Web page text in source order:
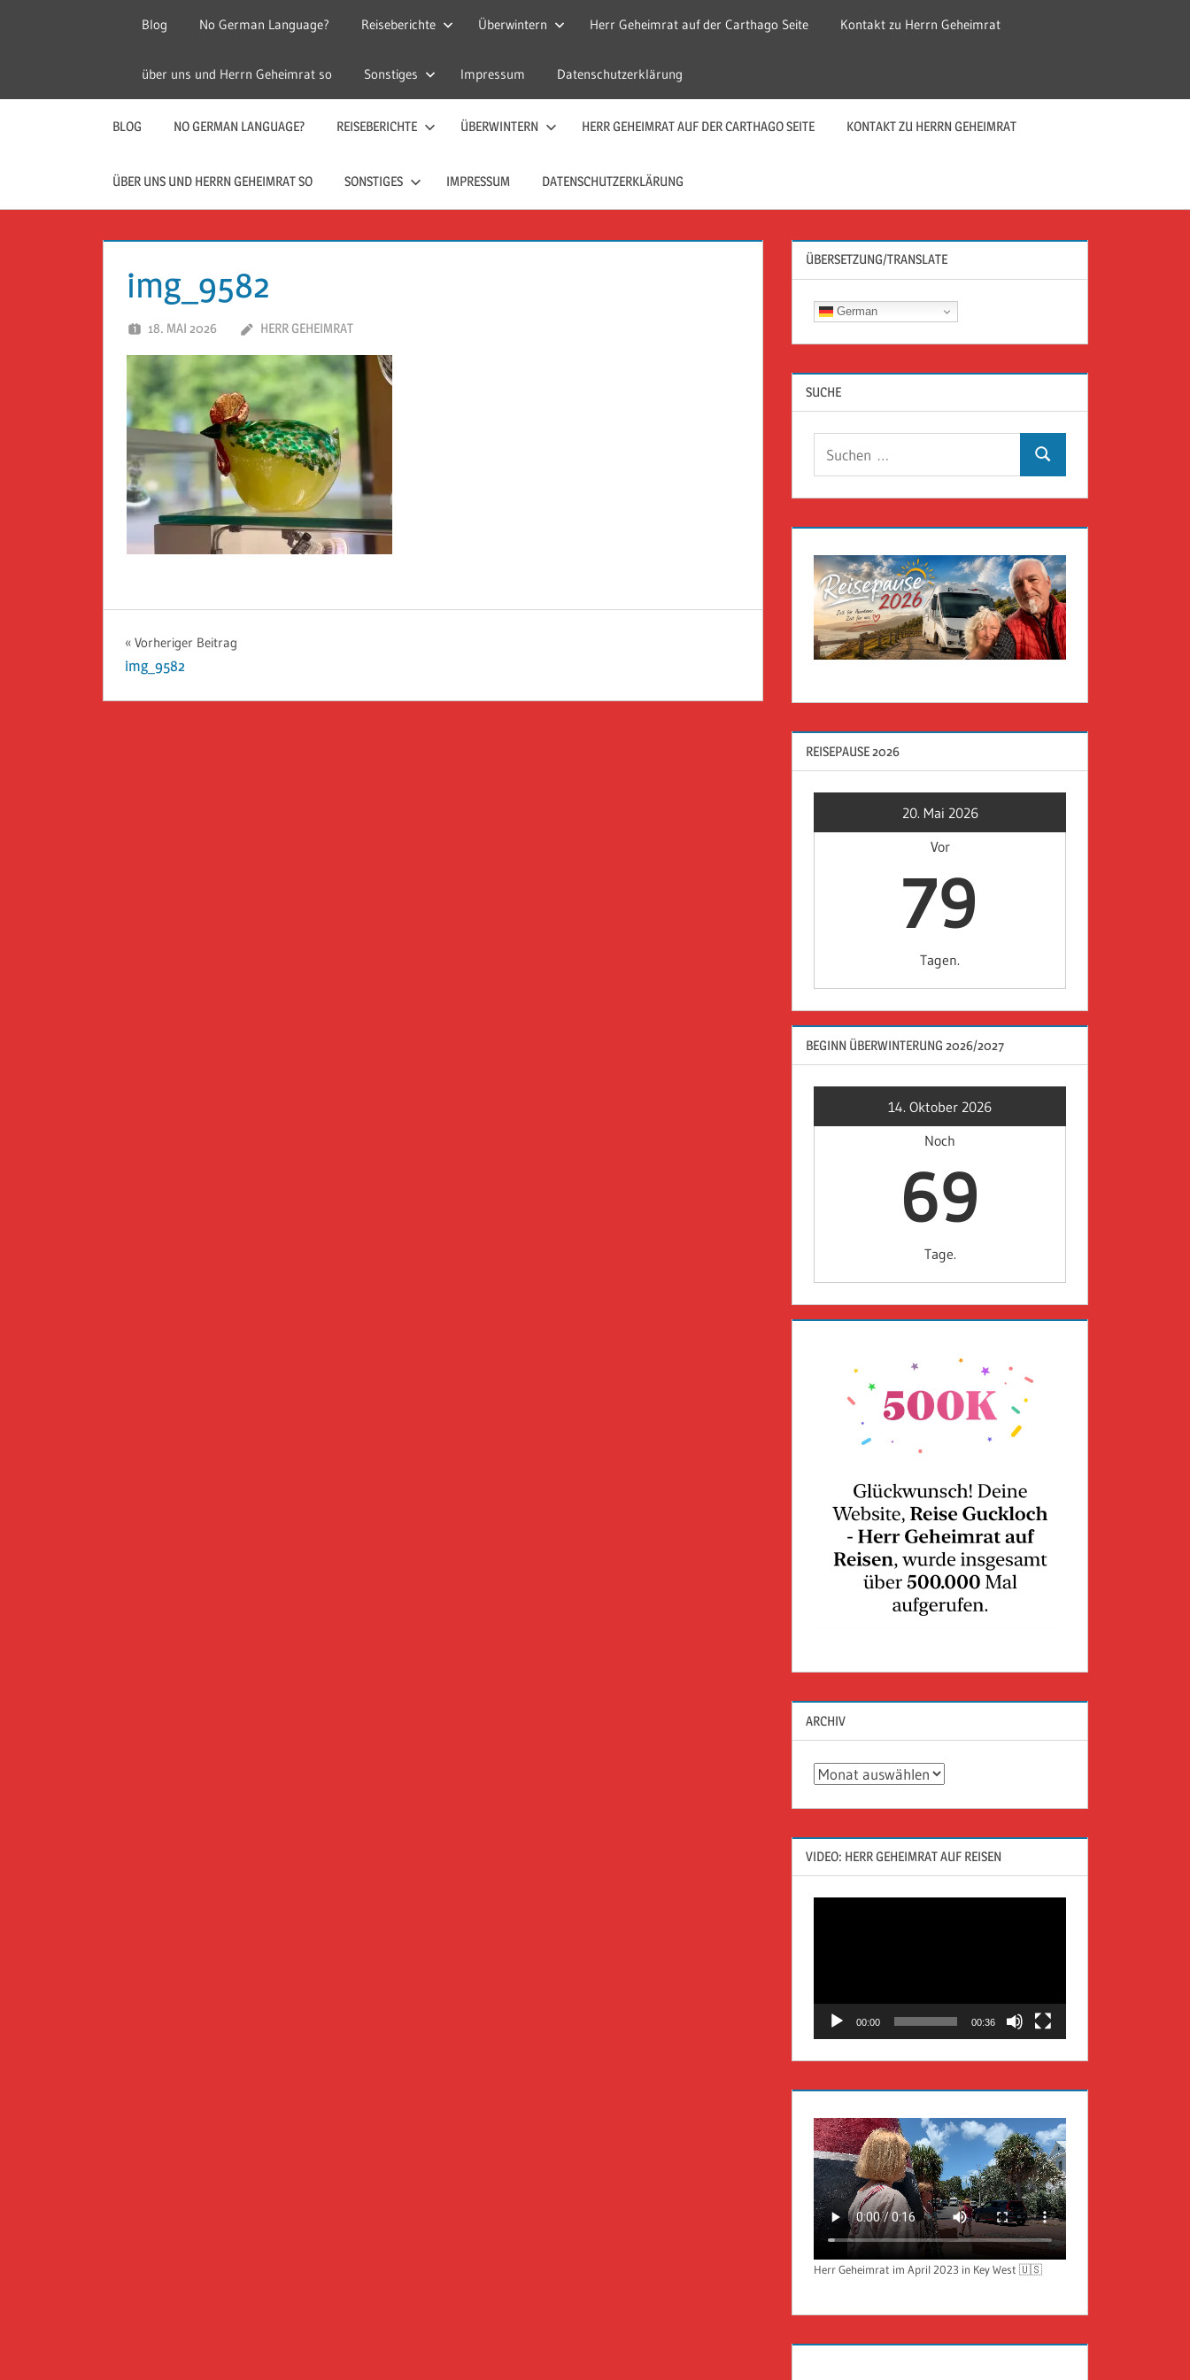
Reise
Guckloch
–
Geheimrat
auf
Reisen
Geheimrat
auf
Reisen
Blog No German Language? Reiseberichte Überwintern Herr Geheimrat auf der Carthago Seite Kontakt zu Herrn Geheimrat
über uns und Herrn Geheimrat so Sonstiges Impressum Datenschutzerklärung
BLOG NO GERMAN LANGUAGE? REISEBERICHTE ÜBERWINTERN HERR GEHEIMRAT AUF DER CARTHAGO SEITE KONTAKT ZU HERRN GEHEIMRAT
ÜBER UNS UND HERRN GEHEIMRAT SO SONSTIGES IMPRESSUM DATENSCHUTZERKLÄRUNG
img_9582
18. MAI 2026 HERR GEHEIMRAT
Beitragsnavigation
Vorheriger Beitrag
img_9582
ÜBERSETZUNG/TRANSLATE
German
SUCHE
Suchen
REISEPAUSE 2026
20. Mai 2026
Vor
79
Tagen.
BEGINN ÜBERWINTERUNG 2026/2027
14. Oktober 2026
Noch
69
Tage.
ARCHIV
Archiv
VIDEO: HERR GEHEIMRAT AUF REISEN
00:00 00:36
Herr Geheimrat im April 2023 in Key West 🇺🇸